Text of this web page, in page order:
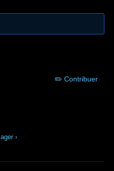
✏️ Contribuer
›